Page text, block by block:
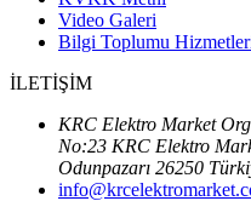
Video Galeri
Bilgi Toplumu
İLETİŞİM
KRC Elektro Market
No:23 KRC Elektro
Odunpazarı 26250